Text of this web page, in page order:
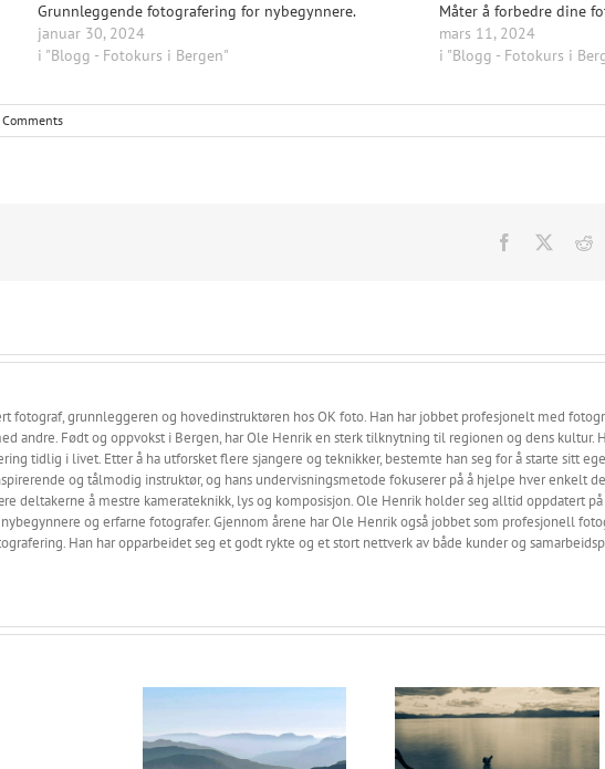
Grunnleggende fotografering for nybegynnere.
januar 30, 2024
i "Blogg - Fotokurs i Bergen"
Måter å forbedre dine
mars 11, 2024
i "Blogg - Fotokurs i
Facebook
fotograf, grunnleggeren og hovedinstruktøren hos OK foto. Han har jobbet profesjonelt med
andre. Født og oppvokst i Bergen, har Ole Henrik en sterk tilknytning til regionen og dens kultur.
tidlig i livet. Etter å ha utforsket flere sjangere og teknikker, bestemte han seg for å starte sitt
og tålmodig instruktør, og hans undervisningsmetode fokuserer på å hjelpe hver enkelt
deltakerne å mestre kamerateknikk, lys og komposisjon. Ole Henrik holder seg alltid oppdatert
og erfarne fotografer. Gjennom årene har Ole Henrik også jobbet som profesjonell
Han har opparbeidet seg et godt rykte og et stort nettverk av både kunder og